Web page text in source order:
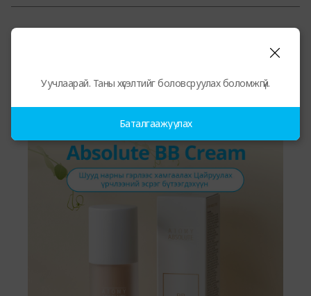
Уучлаарай. Таны хүсэлтийг боловсруулах боломжгүй.
Баталгаажуулах